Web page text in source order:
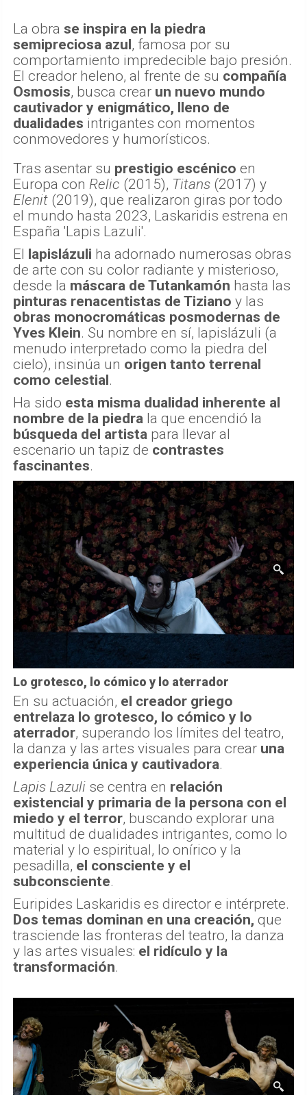
La obra se inspira en la piedra
semipreciosa azul, famosa por su
comportamiento impredecible bajo presión.
El creador heleno, al frente de su compañía
Osmosis, busca crear un nuevo mundo
cautivador y enigmático, lleno de
dualidades intrigantes con momentos
conmovedores y humorísticos.
Tras asentar su prestigio escénico en
Europa con Relic (2015), Titans (2017) y
Elenit (2019), que realizaron giras por todo
el mundo hasta 2023, Laskaridis estrena en
España 'Lapis Lazuli'.
El lapislázuli ha adornado numerosas obras
de arte con su color radiante y misterioso,
desde la máscara de Tutankamón hasta las
pinturas renacentistas de Tiziano y las
obras monocromáticas posmodernas de
Yves Klein. Su nombre en sí, lapislázuli (a
menudo interpretado como la piedra del
cielo), insinúa un origen tanto terrenal
como celestial.
Ha sido esta misma dualidad inherente al
nombre de la piedra la que encendió la
búsqueda del artista para llevar al
escenario un tapiz de contrastes
fascinantes.
Lo grotesco, lo cómico y lo aterrador
En su actuación, el creador griego
entrelaza lo grotesco, lo cómico y lo
aterrador, superando los límites del teatro,
la danza y las artes visuales para crear una
experiencia única y cautivadora.
Lapis Lazuli se centra en relación
existencial y primaria de la persona con el
miedo y el terror, buscando explorar una
multitud de dualidades intrigantes, como lo
material y lo espiritual, lo onírico y la
pesadilla, el consciente y el
subconsciente.
Euripides Laskaridis es director e intérprete.
Dos temas dominan en una creación, que
trasciende las fronteras del teatro, la danza
y las artes visuales: el ridículo y la
transformación.